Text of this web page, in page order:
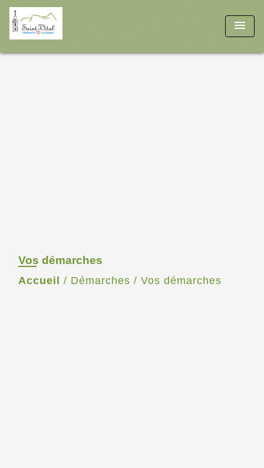
menu
Vos démarches
Accueil / Démarches / Vos démarches